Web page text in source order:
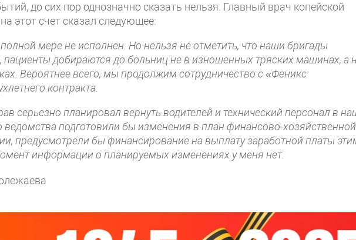
до сих пор однозначно сказать нельзя. Главный врач копейской
этот счет сказал следующее:
мере не исполнен. Но нельзя не отметить, что наши бригады
пациенты добираются до больниц не в изношенных тряских машинах, а
Вероятнее всего, мы продолжим сотрудничество с «Феникс
контракта.
серьезно планировал вернуть водителей и технический персонал в
ведомства подготовили бы изменения в план финансово-хозяйственной
предусмотрели бы финансирование на выплату заработной платы
информации о планируемых изменениях у меня нет.